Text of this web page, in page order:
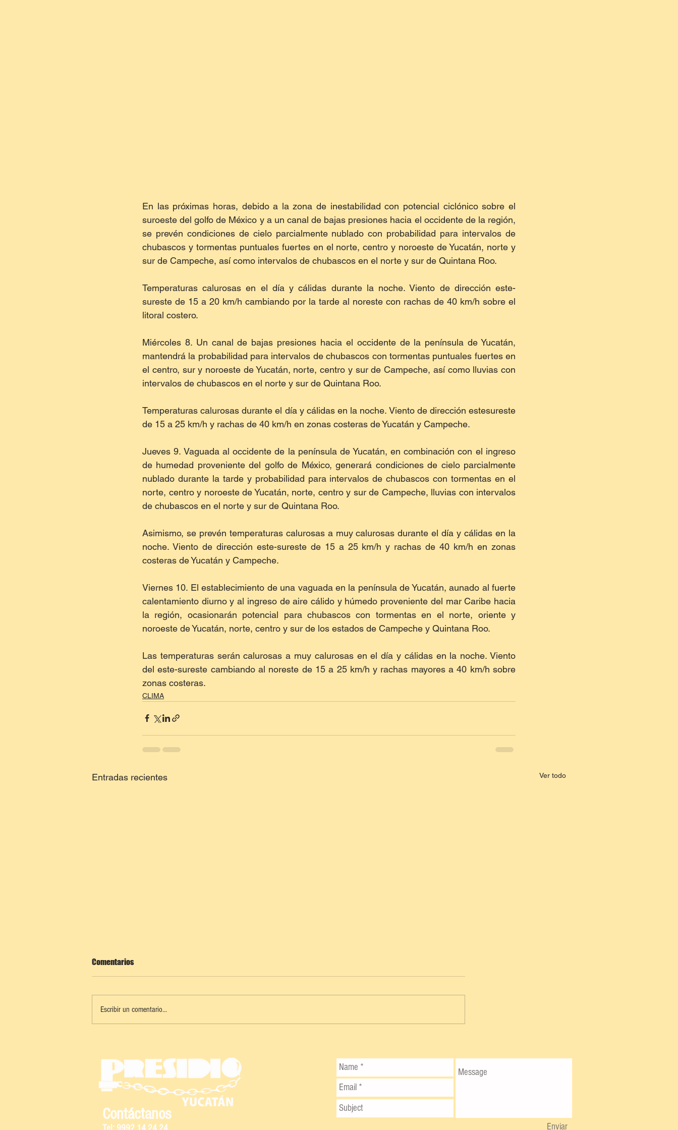
En las próximas horas, debido a la zona de inestabilidad con potencial ciclónico sobre el
suroeste del golfo de México y a un canal de bajas presiones hacia el occidente de la región,
se prevén condiciones de cielo parcialmente nublado con probabilidad para intervalos de
chubascos y tormentas puntuales fuertes en el norte, centro y noroeste de Yucatán, norte y
sur de Campeche, así como intervalos de chubascos en el norte y sur de Quintana Roo.
Temperaturas calurosas en el día y cálidas durante la noche. Viento de dirección este-
sureste de 15 a 20 km/h cambiando por la tarde al noreste con rachas de 40 km/h sobre el
litoral costero.
Miércoles 8. Un canal de bajas presiones hacia el occidente de la península de Yucatán,
mantendrá la probabilidad para intervalos de chubascos con tormentas puntuales fuertes en
el centro, sur y noroeste de Yucatán, norte, centro y sur de Campeche, así como lluvias con
intervalos de chubascos en el norte y sur de Quintana Roo.
Temperaturas calurosas durante el día y cálidas en la noche. Viento de dirección estesureste
de 15 a 25 km/h y rachas de 40 km/h en zonas costeras de Yucatán y Campeche.
Jueves 9. Vaguada al occidente de la península de Yucatán, en combinación con el ingreso
de humedad proveniente del golfo de México, generará condiciones de cielo parcialmente
nublado durante la tarde y probabilidad para intervalos de chubascos con tormentas en el
norte, centro y noroeste de Yucatán, norte, centro y sur de Campeche, lluvias con intervalos
de chubascos en el norte y sur de Quintana Roo.
Asimismo, se prevén temperaturas calurosas a muy calurosas durante el día y cálidas en la
noche. Viento de dirección este-sureste de 15 a 25 km/h y rachas de 40 km/h en zonas
costeras de Yucatán y Campeche.
Viernes 10. El establecimiento de una vaguada en la península de Yucatán, aunado al fuerte
calentamiento diurno y al ingreso de aire cálido y húmedo proveniente del mar Caribe hacia
la región, ocasionarán potencial para chubascos con tormentas en el norte, oriente y
noroeste de Yucatán, norte, centro y sur de los estados de Campeche y Quintana Roo.
Las temperaturas serán calurosas a muy calurosas en el día y cálidas en la noche. Viento
del este-sureste cambiando al noreste de 15 a 25 km/h y rachas mayores a 40 km/h sobre
zonas costeras.
CLIMA
Entradas recientes Ver todo
Comentarios
Escribir un comentario...
Contáctanos
Enviar